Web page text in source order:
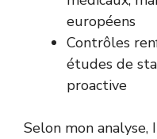
européens
Contrôles
études de
proactive
Selon mon